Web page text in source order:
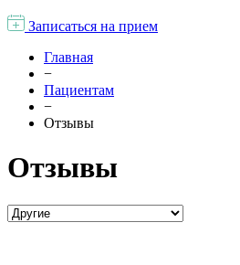
Записаться на прием
Главная
−
Пациентам
−
Отзывы
Отзывы